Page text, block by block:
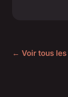
← Voir tous